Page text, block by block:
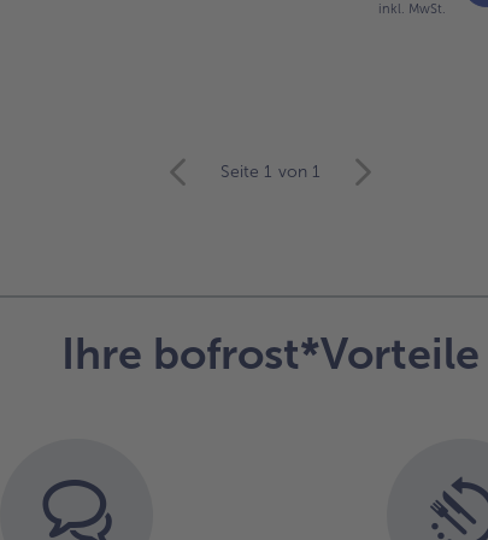
inkl. MwSt.
Seite 1 von 1
Ihre bofrost*Vorteile